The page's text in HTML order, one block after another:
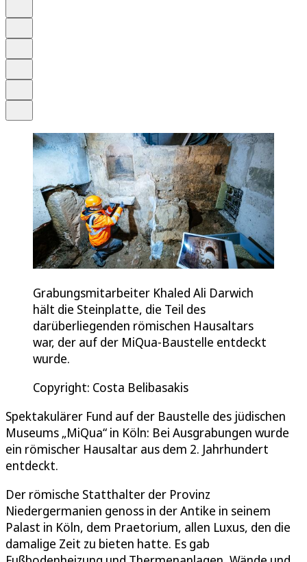
Grabungsmitarbeiter Khaled Ali Darwich
hält die Steinplatte, die Teil des
darüberliegenden römischen Hausaltars
war, der auf der MiQua-Baustelle entdeckt
wurde.
Copyright: Costa Belibasakis
Spektakulärer Fund auf der Baustelle des jüdischen
Museums „MiQua“ in Köln: Bei Ausgrabungen wurde
ein römischer Hausaltar aus dem 2. Jahrhundert
entdeckt.
Der römische Statthalter der Provinz
Niedergermanien genoss in der Antike in seinem
Palast in Köln, dem Praetorium, allen Luxus, den die
damalige Zeit zu bieten hatte. Es gab